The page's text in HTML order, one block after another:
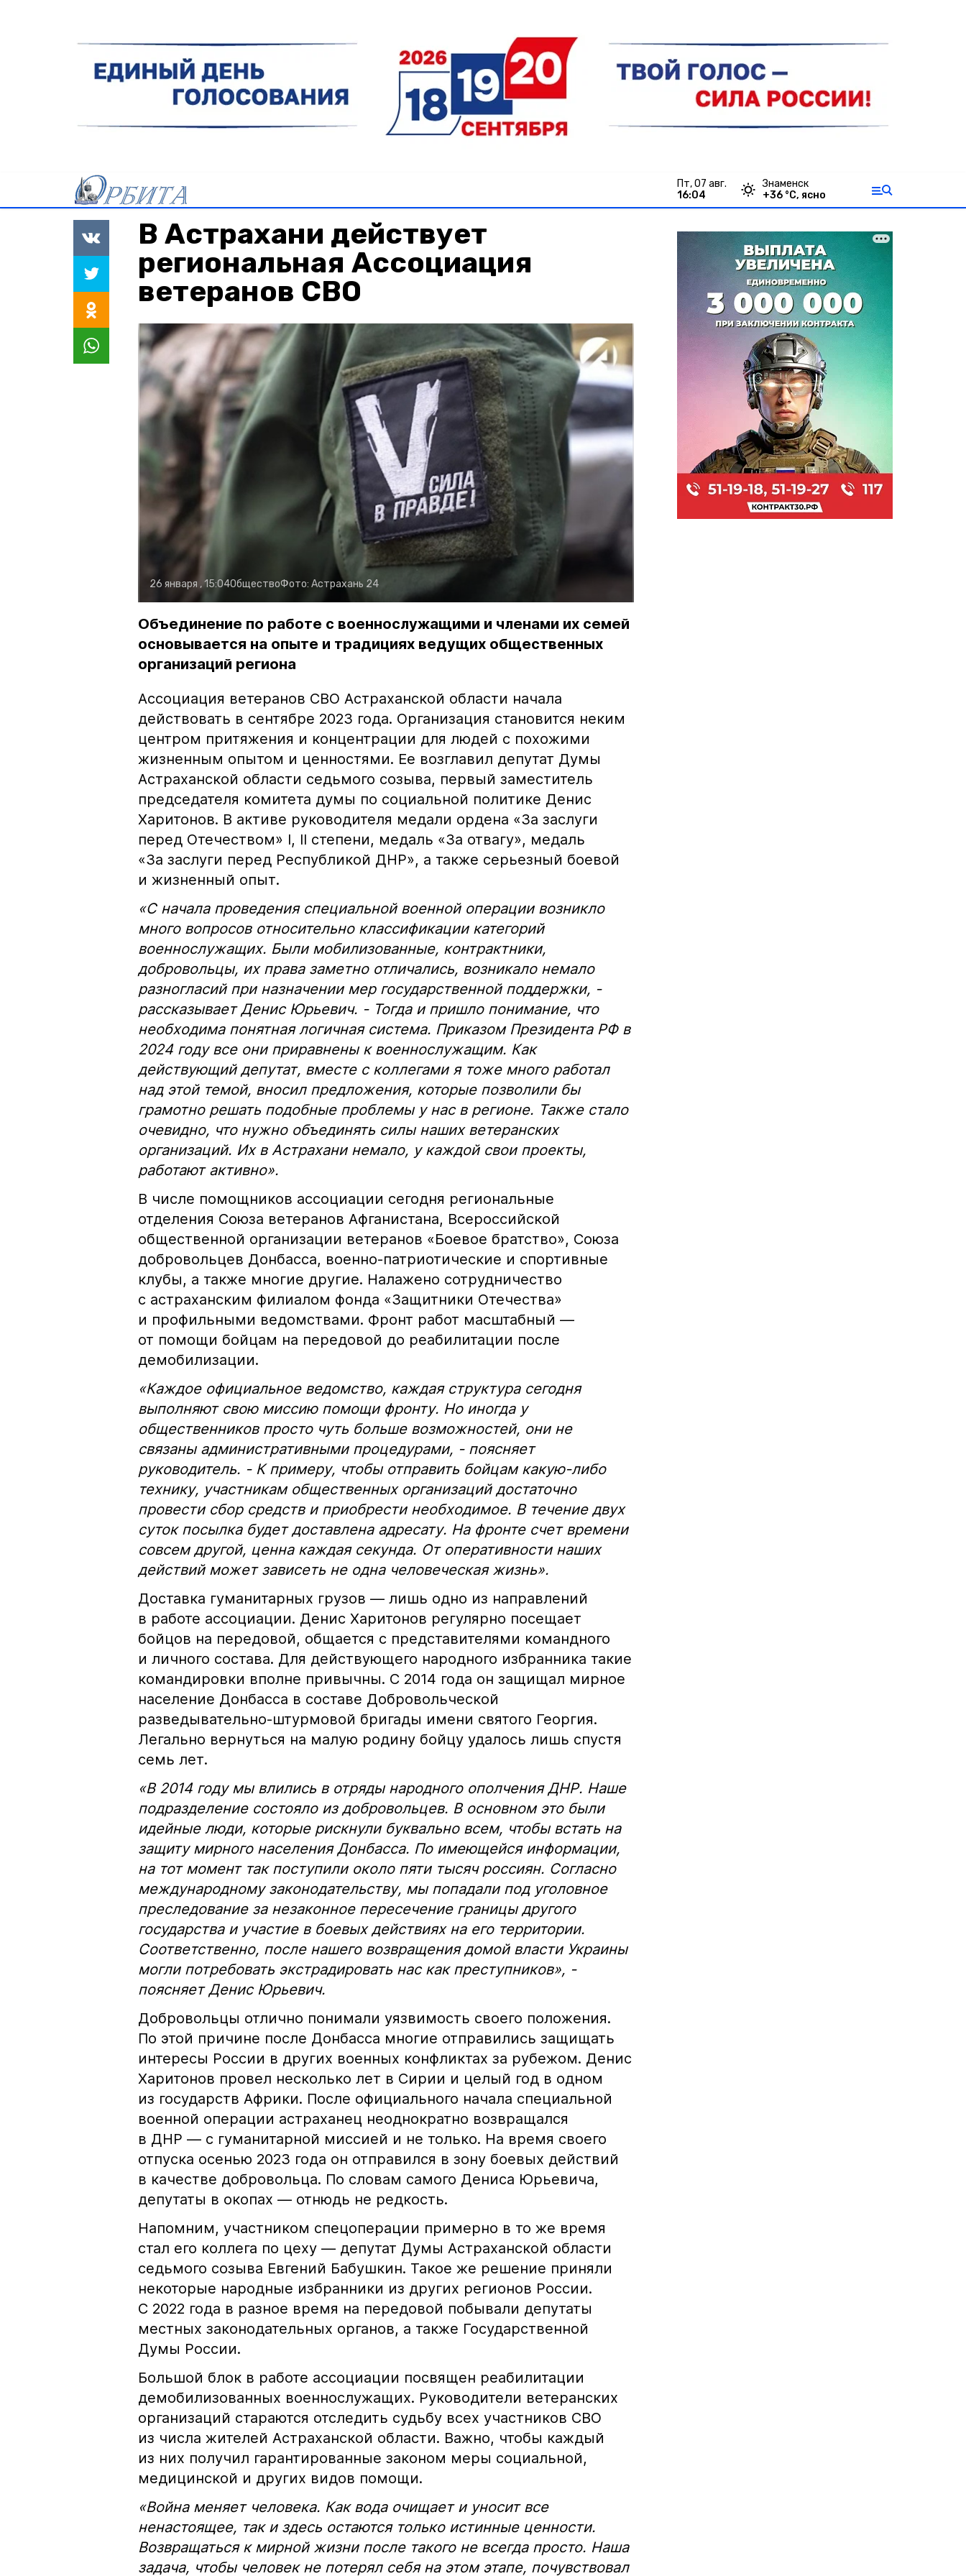
пт, 07 авг.
16:04
Знаменск
+36 °С, ясно
В Астрахани действует
региональная Ассоциация
ветеранов СВО
26 января , 15:04ОбществоФото: Астрахань 24
Объединение по работе с военнослужащими и членами их семей
основывается на опыте и традициях ведущих общественных
организаций региона
Ассоциация ветеранов СВО Астраханской области начала
действовать в сентябре 2023 года. Организация становится неким
центром притяжения и концентрации для людей с похожими
жизненным опытом и ценностями. Ее возглавил депутат Думы
Астраханской области седьмого созыва, первый заместитель
председателя комитета думы по социальной политике Денис
Харитонов. В активе руководителя медали ордена «За заслуги
перед Отечеством» I, II степени, медаль «За отвагу», медаль
«За заслуги перед Республикой ДНР», а также серьезный боевой
и жизненный опыт.
«С начала проведения специальной военной операции возникло
много вопросов относительно классификации категорий
военнослужащих. Были мобилизованные, контрактники,
добровольцы, их права заметно отличались, возникало немало
разногласий при назначении мер государственной поддержки, -
рассказывает Денис Юрьевич. - Тогда и пришло понимание, что
необходима понятная логичная система. Приказом Президента РФ в
2024 году все они приравнены к военнослужащим. Как
действующий депутат, вместе с коллегами я тоже много работал
над этой темой, вносил предложения, которые позволили бы
грамотно решать подобные проблемы у нас в регионе. Также стало
очевидно, что нужно объединять силы наших ветеранских
организаций. Их в Астрахани немало, у каждой свои проекты,
работают активно».
В числе помощников ассоциации сегодня региональные
отделения Союза ветеранов Афганистана, Всероссийской
общественной организации ветеранов «Боевое братство», Союза
добровольцев Донбасса, военно-патриотические и спортивные
клубы, а также многие другие. Налажено сотрудничество
с астраханским филиалом фонда «Защитники Отечества»
и профильными ведомствами. Фронт работ масштабный —
от помощи бойцам на передовой до реабилитации после
демобилизации.
«Каждое официальное ведомство, каждая структура сегодня
выполняют свою миссию помощи фронту. Но иногда у
общественников просто чуть больше возможностей, они не
связаны административными процедурами, - поясняет
руководитель. - К примеру, чтобы отправить бойцам какую-либо
технику, участникам общественных организаций достаточно
провести сбор средств и приобрести необходимое. В течение двух
суток посылка будет доставлена адресату. На фронте счет времени
совсем другой, ценна каждая секунда. От оперативности наших
действий может зависеть не одна человеческая жизнь».
Доставка гуманитарных грузов — лишь одно из направлений
в работе ассоциации. Денис Харитонов регулярно посещает
бойцов на передовой, общается с представителями командного
и личного состава. Для действующего народного избранника такие
командировки вполне привычны. С 2014 года он защищал мирное
население Донбасса в составе Добровольческой
разведывательно-штурмовой бригады имени святого Георгия.
Легально вернуться на малую родину бойцу удалось лишь спустя
семь лет.
«В 2014 году мы влились в отряды народного ополчения ДНР. Наше
подразделение состояло из добровольцев. В основном это были
идейные люди, которые рискнули буквально всем, чтобы встать на
защиту мирного населения Донбасса. По имеющейся информации,
на тот момент так поступили около пяти тысяч россиян. Согласно
международному законодательству, мы попадали под уголовное
преследование за незаконное пересечение границы другого
государства и участие в боевых действиях на его территории.
Соответственно, после нашего возвращения домой власти Украины
могли потребовать экстрадировать нас как преступников», -
поясняет Денис Юрьевич.
Добровольцы отлично понимали уязвимость своего положения.
По этой причине после Донбасса многие отправились защищать
интересы России в других военных конфликтах за рубежом. Денис
Харитонов провел несколько лет в Сирии и целый год в одном
из государств Африки. После официального начала специальной
военной операции астраханец неоднократно возвращался
в ДНР — с гуманитарной миссией и не только. На время своего
отпуска осенью 2023 года он отправился в зону боевых действий
в качестве добровольца. По словам самого Дениса Юрьевича,
депутаты в окопах — отнюдь не редкость.
Напомним, участником спецоперации примерно в то же время
стал его коллега по цеху — депутат Думы Астраханской области
седьмого созыва Евгений Бабушкин. Такое же решение приняли
некоторые народные избранники из других регионов России.
С 2022 года в разное время на передовой побывали депутаты
местных законодательных органов, а также Государственной
Думы России.
Большой блок в работе ассоциации посвящен реабилитации
демобилизованных военнослужащих. Руководители ветеранских
организаций стараются отследить судьбу всех участников СВО
из числа жителей Астраханской области. Важно, чтобы каждый
из них получил гарантированные законом меры социальной,
медицинской и других видов помощи.
«Война меняет человека. Как вода очищает и уносит все
ненастоящее, так и здесь остаются только истинные ценности.
Возвращаться к мирной жизни после такого не всегда просто. Наша
задача, чтобы человек не потерял себя на этом этапе, почувствовал